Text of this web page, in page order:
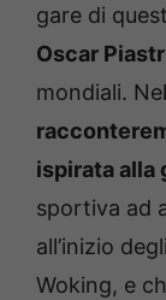
gare di
Oscar
mondiali.
ispirata alla
sportiva ad
all’inizio
Woking, e